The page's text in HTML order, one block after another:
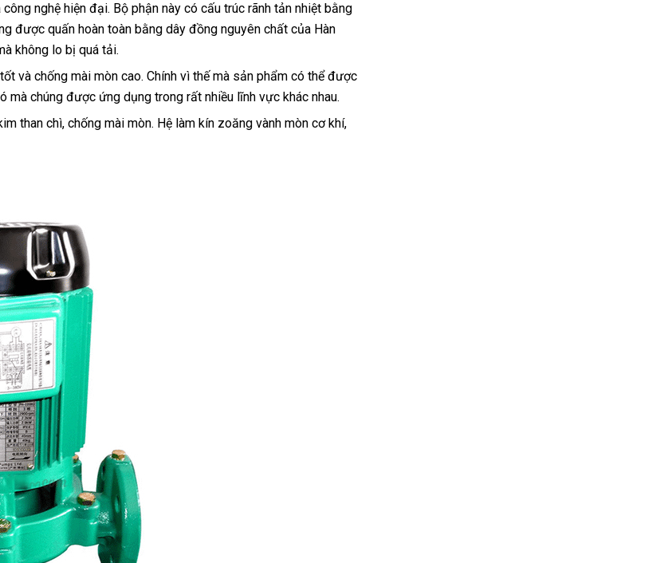
nghệ hiện đại. Bộ phận này có cấu trúc rãnh tản nhiệt bằng
được quấn hoàn toàn bằng dây đồng nguyên chất của Hàn
không lo bị quá tải.
và chống mài mòn cao. Chính vì thế mà sản phẩm có thể được
chúng được ứng dụng trong rất nhiều lĩnh vực khác nhau.
than chì, chống mài mòn. Hệ làm kín zoăng vành mòn cơ khí,